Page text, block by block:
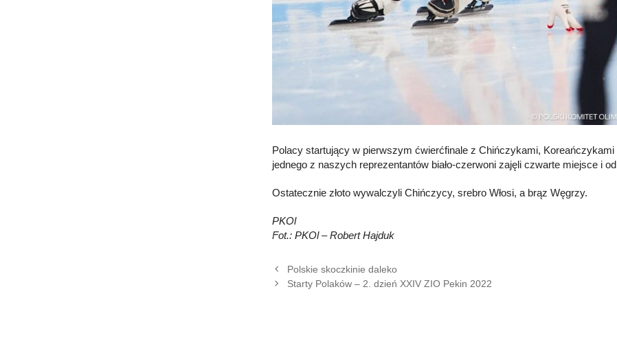
Polacy startujący w pierwszym ćwierćfinale z Chińczykami,
jednego z naszych reprezentantów biało-czerwoni zajęli czwarte miejsce i
Ostatecznie złoto wywalczyli Chińczycy, srebro Włosi, a brąz Węgrzy.
PKOl
Fot.: PKOl – Robert Hajduk
Polskie skoczkinie daleko
Starty Polaków – 2. dzień XXIV ZIO Pekin 2022